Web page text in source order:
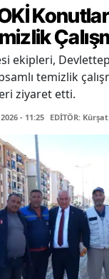
ekipleri,
temizlik
ziyaret etti.
- 11:25 EDİTÖR: